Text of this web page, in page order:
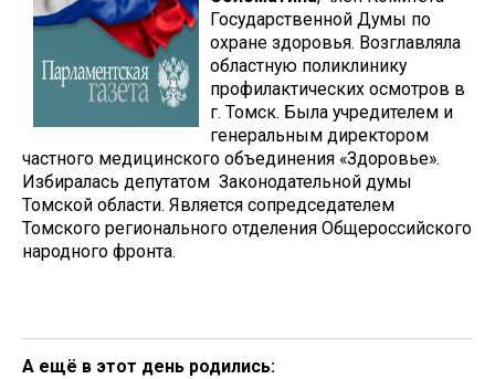
Государственной Думы по
охране здоровья. Возглавляла
областную поликлинику
профилактических осмотров в
г. Томск. Была учредителем и
генеральным директором
частного медицинского объединения «Здоровье».
Избиралась депутатом Законодательной думы
Томской области. Является сопредседателем
Томского регионального отделения Общероссийского
народного фронта.
А ещё в этот день родились: